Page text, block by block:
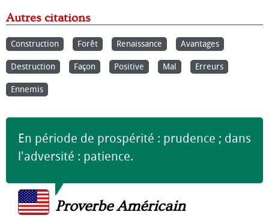
Autres citations
Construction Forêt Renaissance Avantages
Destruction Façon Positive Mal Erreurs
Ennemis
En période de prospérité : prudence ; dans
l'adversité : patience.
Proverbe Américain